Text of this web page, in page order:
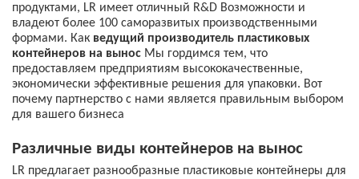
продуктами, LR имеет отличный R&D Возможности и
владеют более 100 саморазвитых производственными
формами. Как ведущий производитель пластиковых
контейнеров на вынос Мы гордимся тем, что
предоставляем предприятиям высококачественные,
экономически эффективные решения для упаковки. Вот
почему партнерство с нами является правильным выбором
для вашего бизнеса
Различные виды контейнеров на вынос
LR предлагает разнообразные пластиковые контейнеры для